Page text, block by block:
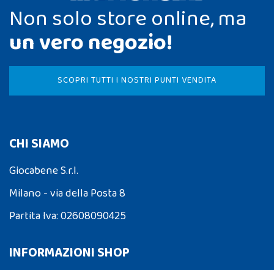
Non solo store online, ma
un vero negozio!
SCOPRI TUTTI I NOSTRI PUNTI VENDITA
CHI SIAMO
Giocabene S.r.l.
Milano - via della Posta 8
Partita Iva: 02608090425
INFORMAZIONI SHOP